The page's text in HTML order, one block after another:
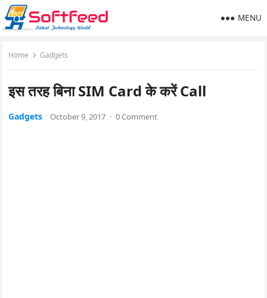
MENU
Home Gadgets
इस तरह बिना SIM Card के करें Call
Gadgets October 9, 2017 · 0 Comment